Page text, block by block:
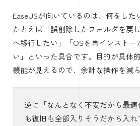
EaseUSが向いているのは、何をした
たとえば「誤削除したフォルダを戻
へ移行したい」「OSを再インストー
い」といった具合です。目的が具体
機能が見えるので、余計な操作を減ら
逆に「なんとなく不安だから最
も復旧も全部入りそうだから入